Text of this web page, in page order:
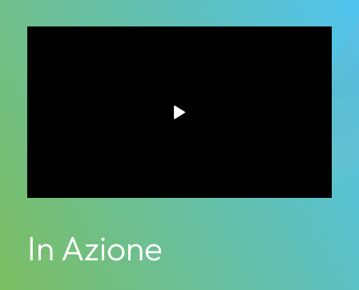
In Azione